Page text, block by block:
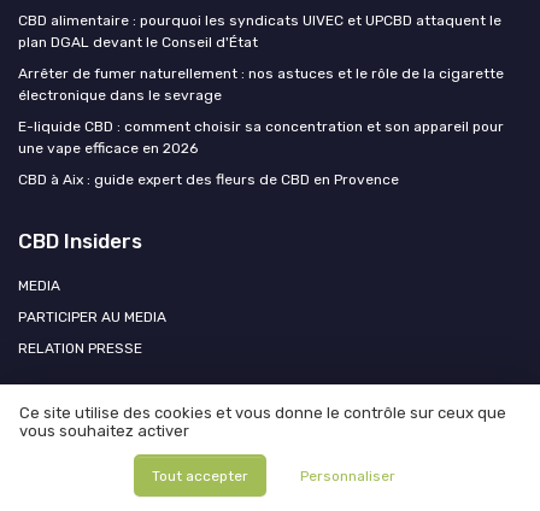
CBD alimentaire : pourquoi les syndicats UIVEC et UPCBD attaquent le
plan DGAL devant le Conseil d'État
Arrêter de fumer naturellement : nos astuces et le rôle de la cigarette
électronique dans le sevrage
E-liquide CBD : comment choisir sa concentration et son appareil pour
une vape efficace en 2026
CBD à Aix : guide expert des fleurs de CBD en Provence
CBD Insiders
MEDIA
PARTICIPER AU MEDIA
RELATION PRESSE
média ?
Contacter CBD Insiders
© CBD Insiders 2026
Ce site utilise des cookies et vous donne le contrôle sur ceux que
vous souhaitez activer
Tout accepter Personnaliser